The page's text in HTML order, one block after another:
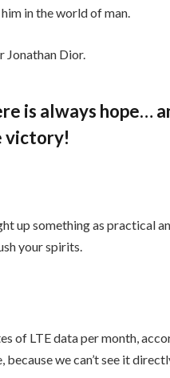
in the world of man.
Jonathan Dior.
is always hope…
victory!
up something as practical
your spirits.
of LTE data per month,
we can’t see it